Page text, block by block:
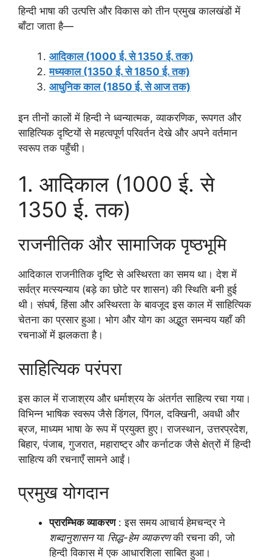
हिन्दी भाषा की उत्पत्ति और विकास को तीन प्रमुख कालखंडों में
बाँटा जाता है—
आदिकाल (1000 ई. से 1350 ई. तक)
मध्यकाल (1350 ई. से 1850 ई. तक)
आधुनिक काल (1850 ई. से आज तक)
इन तीनों कालों में हिन्दी ने ध्वन्यात्मक, व्याकरणिक, रूपगत और
साहित्यिक दृष्टियों से महत्वपूर्ण परिवर्तन देखे और अपने वर्तमान
स्वरूप तक पहुँची।
1. आदिकाल (1000 ई. से
1350 ई. तक)
राजनीतिक और सामाजिक पृष्ठभूमि
आदिकाल राजनीतिक दृष्टि से अस्थिरता का समय था। देश में
सर्वत्र मत्स्यन्याय (बड़े का छोटे पर शासन) की स्थिति बनी हुई
थी। संघर्ष, हिंसा और अस्थिरता के बावजूद इस काल में साहित्यिक
चेतना का प्रसार हुआ। भोग और योग का अद्भुत समन्वय यहाँ की
रचनाओं में झलकता है।
साहित्यिक परंपरा
इस काल में राजाश्रय और धर्माश्रय के अंतर्गत साहित्य रचा गया।
विभिन्न भाषिक स्वरूप जैसे डिंगल, पिंगल, दक्खिनी, अवधी और
ब्रज, माध्यम भाषा के रूप में प्रयुक्त हुए। राजस्थान, उत्तरप्रदेश,
बिहार, पंजाब, गुजरात, महाराष्ट्र और कर्नाटक जैसे क्षेत्रों में हिन्दी
साहित्य की रचनाएँ सामने आईं।
प्रमुख योगदान
प्रारम्भिक व्याकरण: इस समय आचार्य हेमचन्द्र ने
शब्दानुशासनया सिद्ध-हेम व्याकरणकी रचना की, जो
हिन्दी विकास में एक आधारशिला साबित हुआ।